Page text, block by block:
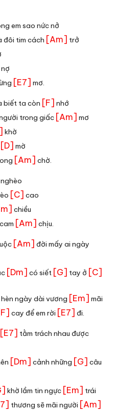
em sao nức nở
đôi tim cách [Am] trở
nợ
[E7] mơ.
biết ta còn [F] nhớ
trong giấc [Am] mơ
khờ
[D] mờ
[Am] chờ.
nghèo
[C] cao
chiều
[Am] chịu.
[Am] đời mấy ai ngày
[Dm] có siết [G] tay ở [C]
hèn ngày dài vương [Em] mãi
cay để em rời [E7] đi.
[E7] tằm trách nhau được
[Dm] cảnh những [G] câu
khờ lầm tin ngực [Em] trái
thương sẽ mãi người [Am]